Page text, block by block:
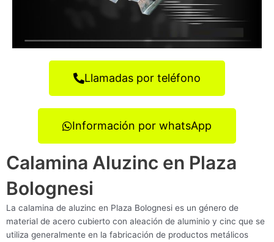
Llamadas por teléfono
Información por whatsApp
Calamina Aluzinc en Plaza
Bolognesi
La calamina de aluzinc en Plaza Bolognesi es un género de
material de acero cubierto con aleación de aluminio y cinc que se
utiliza generalmente en la fabricación de productos metálicos